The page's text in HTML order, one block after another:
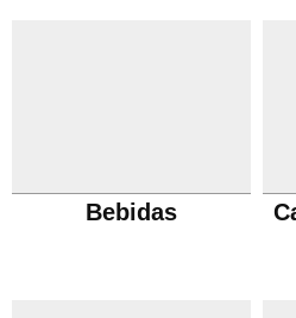
Bebidas